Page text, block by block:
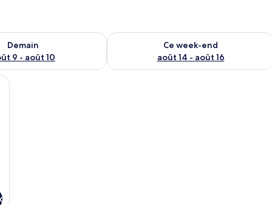
Demain
9 - août 10
pour demain août 9 - août 10
Ce week-end
août 14 - août 16
Vérifier la disponibilité pour ce
dans les chambres, bureau